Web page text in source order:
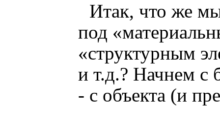
Итак, что же
под
«структурным
и т.д.? Начнем с
- с объекта (и